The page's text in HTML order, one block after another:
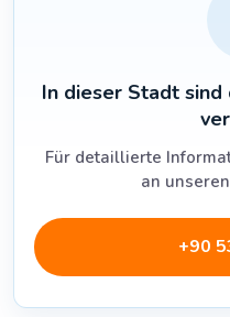
In dieser Stadt
Für detaillierte
an
+90